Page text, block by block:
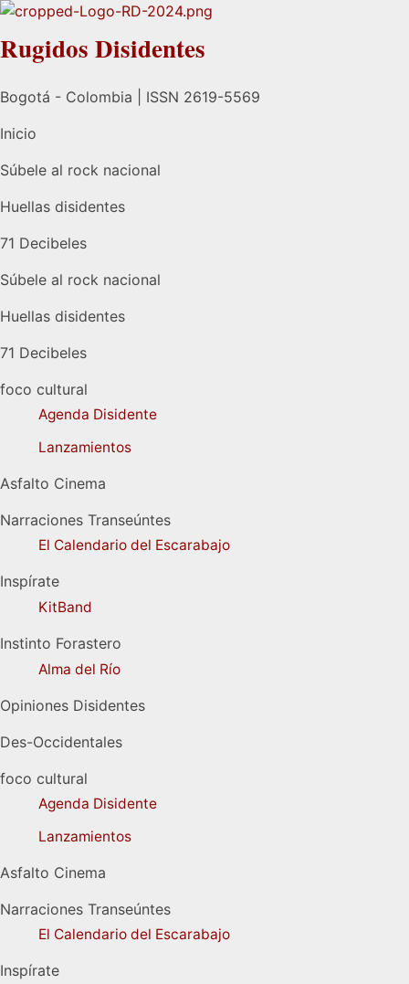
Rugidos Disidentes
Bogotá - Colombia | ISSN 2619-5569
Inicio
Súbele al rock nacional
Huellas disidentes
71 Decibeles
Súbele al rock nacional
Huellas disidentes
71 Decibeles
foco cultural
Agenda Disidente
Lanzamientos
Asfalto Cinema
Narraciones Transeúntes
El Calendario del Escarabajo
Inspírate
KitBand
Instinto Forastero
Alma del Río
Opiniones Disidentes
Des-Occidentales
foco cultural
Agenda Disidente
Lanzamientos
Asfalto Cinema
Narraciones Transeúntes
El Calendario del Escarabajo
Inspírate